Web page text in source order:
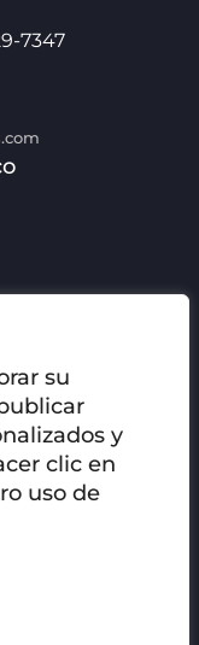
su
y
clic en
uso de
7347